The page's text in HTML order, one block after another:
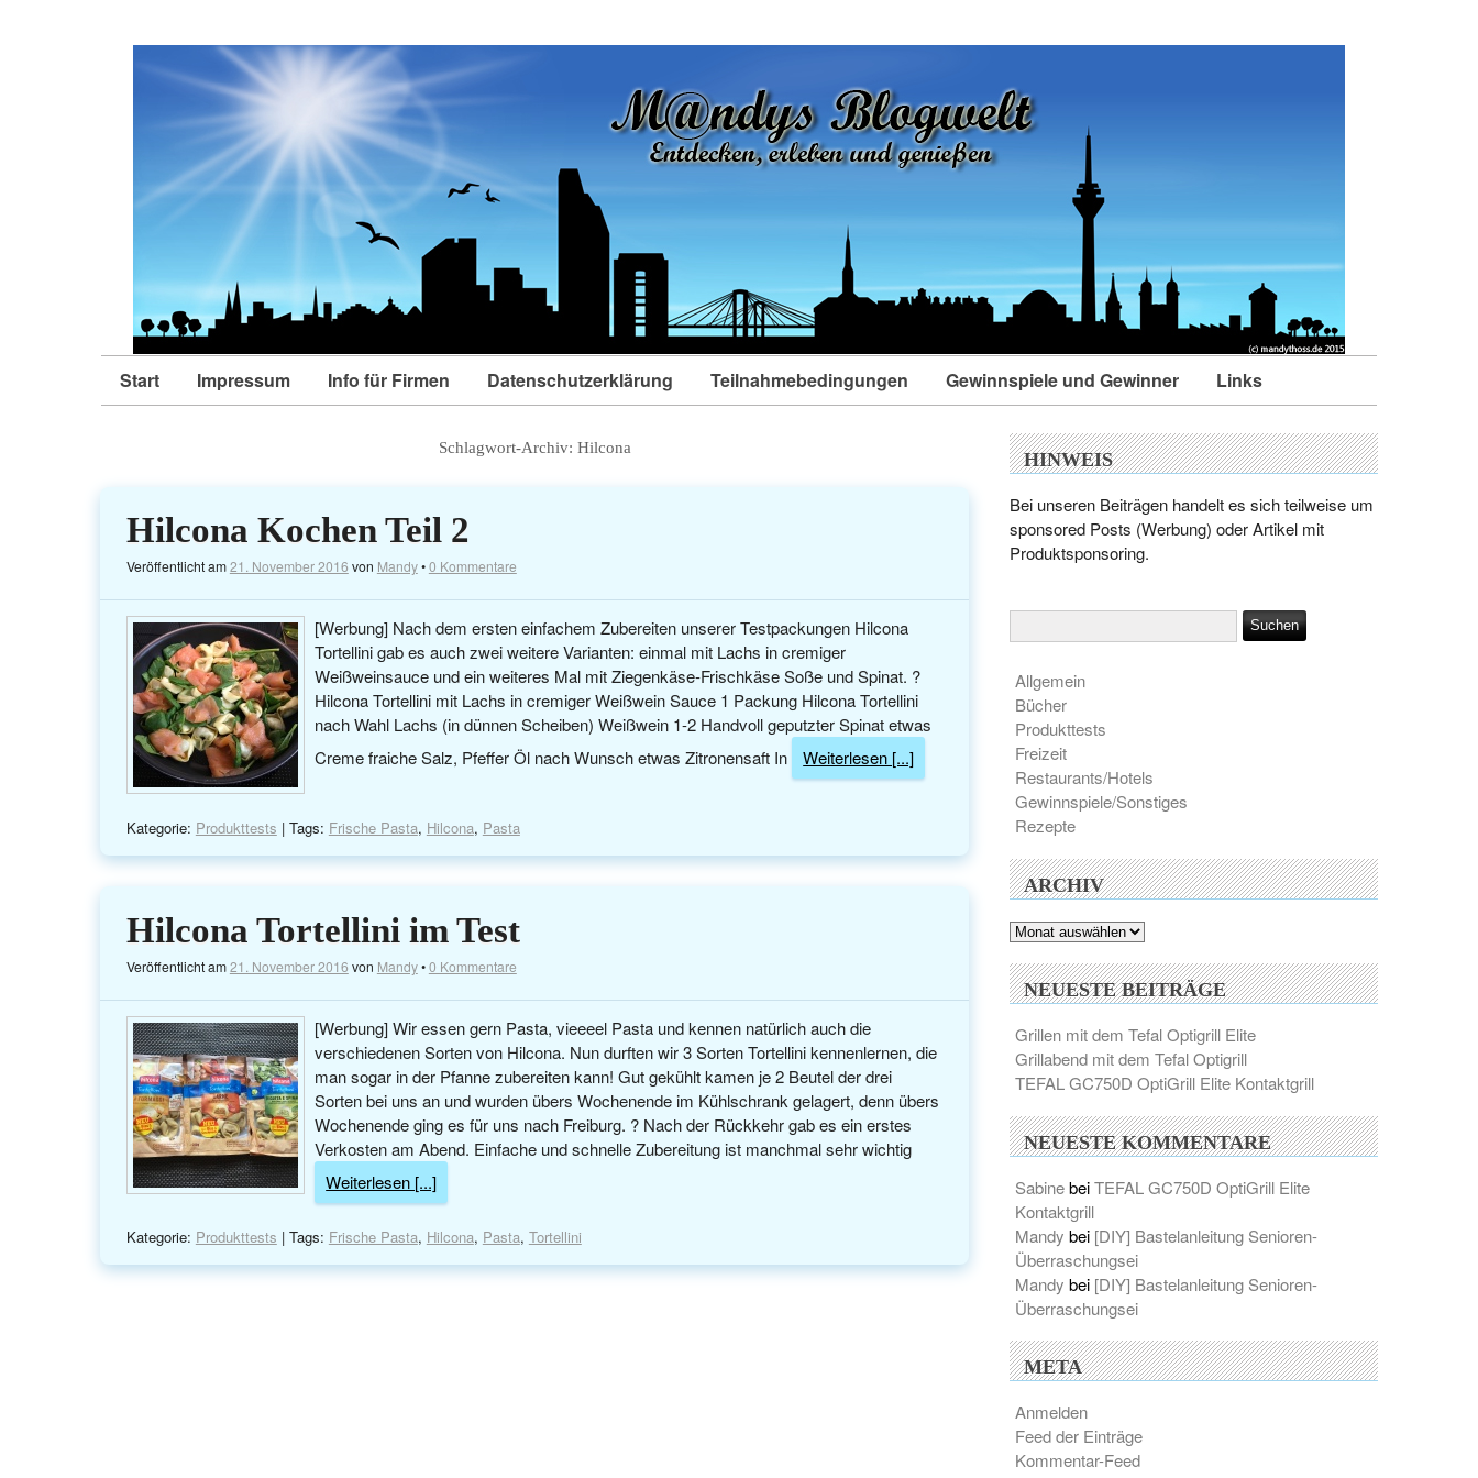
Start Impressum Info für Firmen Datenschutzerklärung Teilnahmebedingungen Gewinnspiele und Gewinner Links
Schlagwort-Archiv: Hilcona
Hilcona Kochen Teil 2
Veröffentlicht am21. November 2016 von Mandy•0 Kommentare
[Werbung] Nach dem ersten einfachem Zubereiten unserer Testpackungen Hilcona
Tortellini gab es auch zwei weitere Varianten: einmal mit Lachs in cremiger
Weißweinsauce und ein weiteres Mal mit Ziegenkäse-Frischkäse Soße und Spinat. ?
Hilcona Tortellini mit Lachs in cremiger Weißwein Sauce 1 Packung Hilcona Tortellini
nach Wahl Lachs (in dünnen Scheiben) Weißwein 1-2 Handvoll geputzter Spinat etwas
Creme fraiche Salz, Pfeffer Öl nach Wunsch etwas Zitronensaft In
Weiterlesen [...]
Kategorie: Produkttests | Tags: Frische Pasta, Hilcona, Pasta
Hilcona Tortellini im Test
Veröffentlicht am21. November 2016 von Mandy•0 Kommentare
[Werbung] Wir essen gern Pasta, vieeeel Pasta und kennen natürlich auch die
verschiedenen Sorten von Hilcona. Nun durften wir 3 Sorten Tortellini kennenlernen, die
man sogar in der Pfanne zubereiten kann! Gut gekühlt kamen je 2 Beutel der drei
Sorten bei uns an und wurden übers Wochenende im Kühlschrank gelagert, denn übers
Wochenende ging es für uns nach Freiburg. ? Nach der Rückkehr gab es ein erstes
Verkosten am Abend. Einfache und schnelle Zubereitung ist manchmal sehr wichtig
Weiterlesen [...]
Kategorie: Produkttests | Tags: Frische Pasta, Hilcona, Pasta, Tortellini
HINWEIS
Bei unseren Beiträgen handelt es sich teilweise um
sponsored Posts (Werbung) oder Artikel mit
Produktsponsoring.
Allgemein
Bücher
Produkttests
Freizeit
Restaurants/Hotels
Gewinnspiele/Sonstiges
Rezepte
ARCHIV
Archiv
NEUESTE BEITRÄGE
Grillen mit dem Tefal Optigrill Elite
Grillabend mit dem Tefal Optigrill
TEFAL GC750D OptiGrill Elite Kontaktgrill
NEUESTE KOMMENTARE
SabinebeiTEFAL GC750D OptiGrill Elite
Kontaktgrill
Mandy bei [DIY] Bastelanleitung Senioren-
Überraschungsei
Mandy bei [DIY] Bastelanleitung Senioren-
Überraschungsei
META
Anmelden
Feed der Einträge
Kommentar-Feed